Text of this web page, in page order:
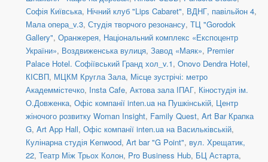
Софія Київська, Нічний клуб "Lips Cabaret", ВДНГ, павільйон 4,
Мала опера_v.3, Студія творчого резонансу, ТЦ "Gorodok
Gallery", Оранжерея, Національний комплекс «Експоцентр
України», Воздвиженська вулиця, Завод «Маяк», Premier
Palace Hotel. Софіївський Гранд хол_v.1, Onovo Dendra Hotel,
КІСВП, МЦКМ Кругла Зала, Місце зустрічі: метро
Академмістечко, Insta Cafe, Актова зала ІПАГ, Кіностудія ім.
О.Довженка, Офіс компанії inten.ua на Пушкінській, Центр
жіночого розвитку Woman Insight, Family Quest, Art Bar Крапка
G, Art App Hall, Офіс компанії inten.ua на Васильківській,
Кулінарна студія Kenwood, Art bar "G Point", вул. Хрещатик,
22, Театр Між Трьох Колон, Pro Business Hub, БЦ Астарта,